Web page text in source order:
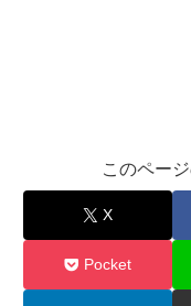
このペー
X
Pocket